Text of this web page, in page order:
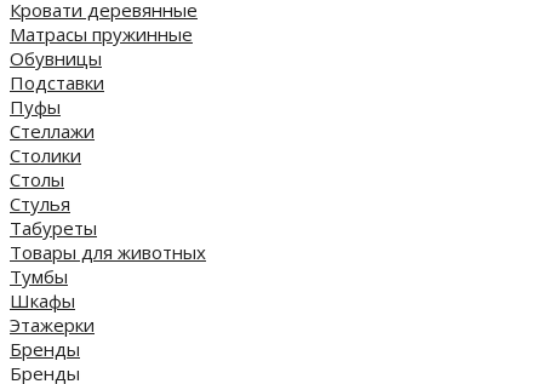
Кровати деревянные
Матрасы пружинные
Обувницы
Подставки
Пуфы
Стеллажи
Столики
Столы
Стулья
Табуреты
Товары для животных
Тумбы
Шкафы
Этажерки
Бренды
Бренды